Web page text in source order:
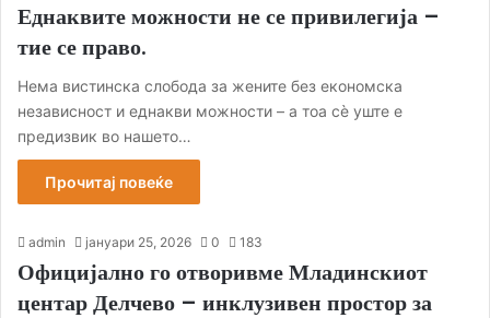
Еднаквите можности не се привилегија –
тие се право.
Нема вистинска слобода за жените без економска
независност и еднакви можности – а тоа сè уште е
предизвик во нашето…
Прочитај повеќе
admin јануари 25, 2026 0 183
Официјално го отворивме Младинскиот
центар Делчево – инклузивен простор за